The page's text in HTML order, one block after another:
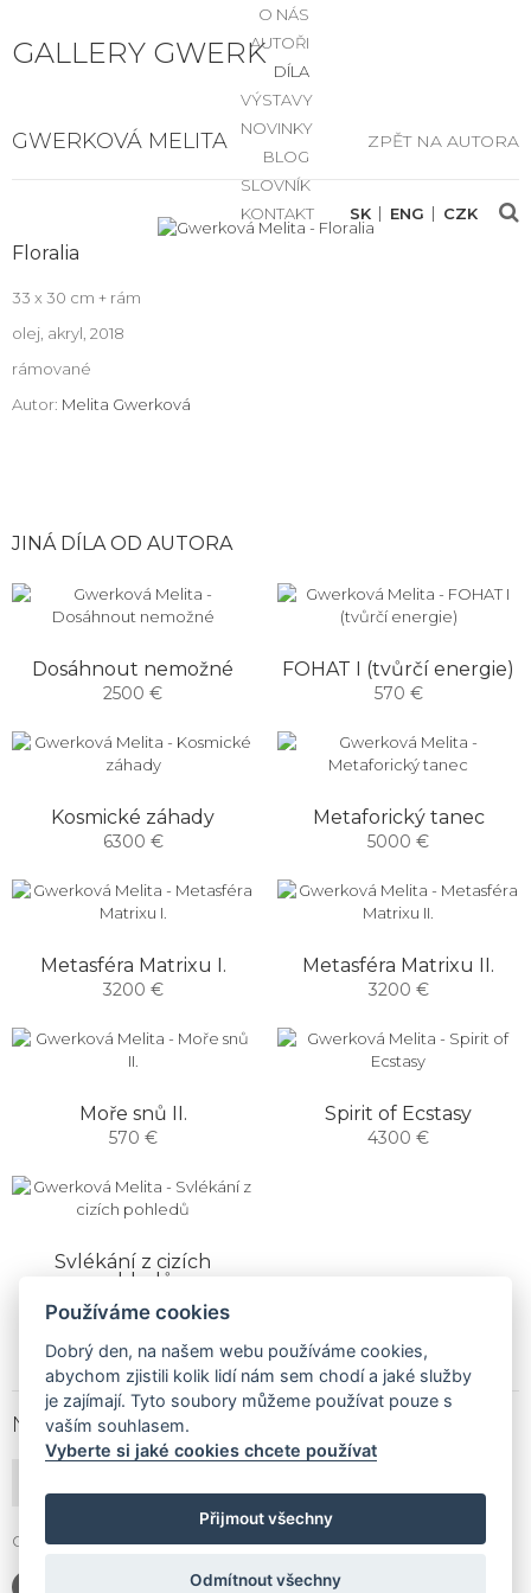
GALLERY GWERK
O NÁS
AUTOŘI
DÍLA
VÝSTAVY
NOVINKY
BLOG
SLOVNÍK
KONTAKT
SK ENG CZK
GWERKOVÁ MELITA ZPĚT NA AUTORA
Floralia
33 x 30 cm + rám
olej, akryl, 2018
rámované
Autor: Melita Gwerková
JINÁ DÍLA OD AUTORA
Dosáhnout nemožné
2500 €
FOHAT I (tvůrčí energie)
570 €
Kosmické záhady
6300 €
Metaforický tanec
5000 €
Metasféra Matrixu I.
3200 €
Metasféra Matrixu II.
3200 €
Moře snů II.
570 €
Spirit of Ecstasy
4300 €
Svlékání z cizích
pohledů
1900 €
NEWSLETTER
Gallery Gwerk © Copyright 2017 - 2026 | Dizajn by4MEMEDIA
Používáme cookies
Dobrý den, na našem webu používáme cookies,
abychom zjistili kolik lidí nám sem chodí a jaké služby
je zajímají. Tyto soubory můžeme používat pouze s
vaším souhlasem.
Vyberte si jaké cookies chcete používat
Přijmout všechny
Odmítnout všechny